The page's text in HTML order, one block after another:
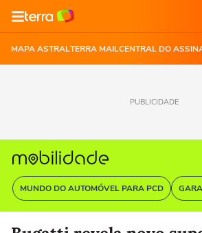
MAPA ASTRALTERRA MAILCENTRAL DO
PUBLICIDADE
MUNDO DO AUTOMÓVEL PARA PCD